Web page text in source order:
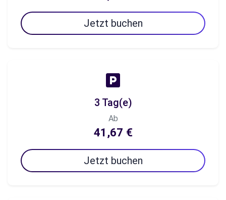
Jetzt buchen
3 Tag(e)
Ab
41,67 €
Jetzt buchen